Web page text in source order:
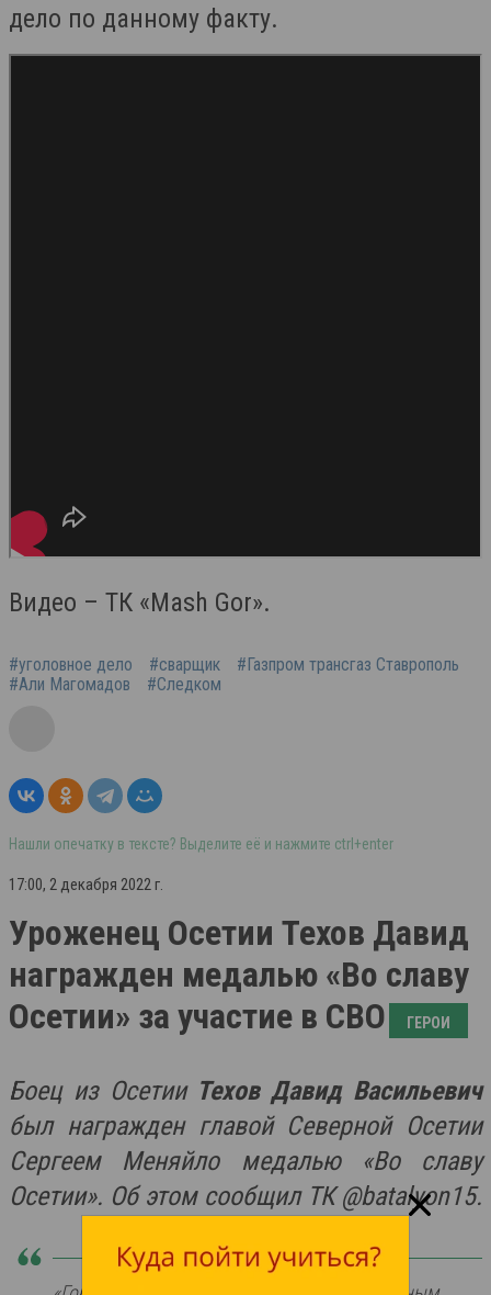
дело по данному факту.
Видео – ТК «Mash Gor».
#уголовное дело #сварщик
#Газпром трансгаз Ставрополь
#Али Магомадов
#Следком
Нашли опечатку в тексте? Выделите её и нажмите ctrl+enter
17:00, 2 декабря 2022 г.
Уроженец Осетии Техов Давид
награжден медалью «Во славу
Осетии» за участие в СВО
ГЕРОИ
Боец из ОсетииТехов Давид Васильевич
был награжден главой Северной Осетии
Сергеем Меняйло медалью «Во славу
Осетии». Об этом сообщил ТК @batalyon15.